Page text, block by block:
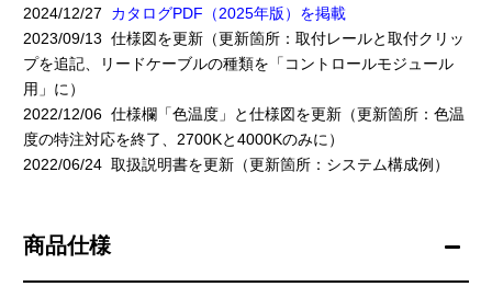
2024/12/27 カタログPDF（2025年版）を掲載
2023/09/13 仕様図を更新（更新箇所：取付レールと取付クリッ
プを追記、リードケーブルの種類を「コントロールモジュール
用」に）
2022/12/06 仕様欄「色温度」と仕様図を更新（更新箇所：色温
度の特注対応を終了、2700Kと4000Kのみに）
2022/06/24 取扱説明書を更新（更新箇所：システム構成例）
商品仕様